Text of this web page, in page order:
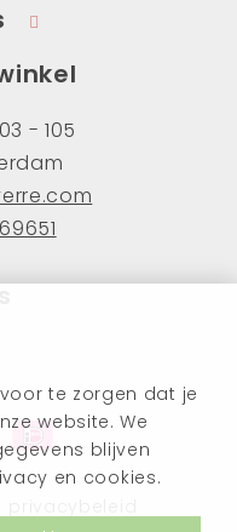
te zorgen dat je
website. We
blijven
en cookies.
- 105